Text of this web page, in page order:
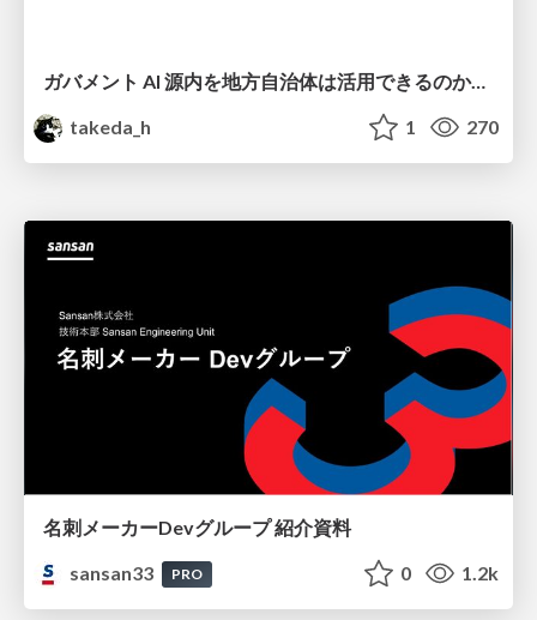
ガバメント AI 源内を地方自治体は活用できるのか 可能性と課題、期待について
takeda_h
1 270
名刺メーカーDevグループ 紹介資料
sansan33
PRO 0 1.2k